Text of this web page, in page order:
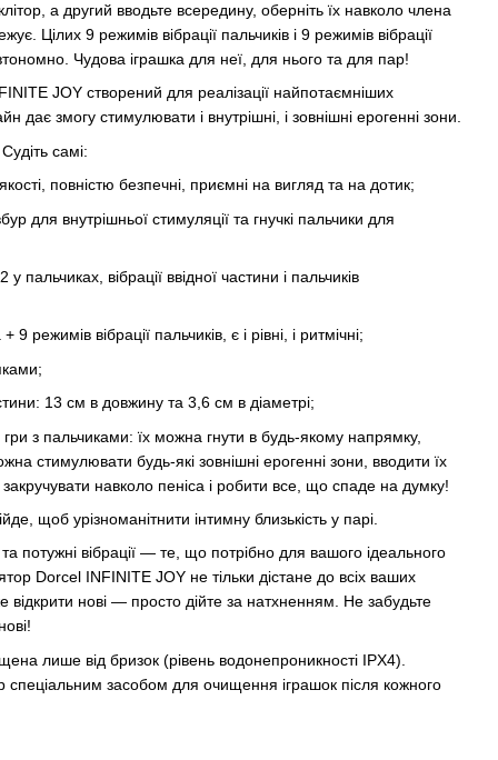
а другий вводьте всередину, оберніть їх навколо члена
Цілих 9 режимів вібрації пальчиків і 9 режимів вібрації
Чудова іграшка для неї, для нього та для пар!
JOY створений для реалізації найпотаємніших
дає змогу стимулювати і внутрішні, і зовнішні ерогенні зони.
самі:
повністю безпечні, приємні на вигляд та на дотик;
для внутрішньої стимуляції та гнучкі пальчики для
пальчиках, вібрації ввідної частини і пальчиків
9 режимів вібрації пальчиків, є і рівні, і ритмічні;
13 см в довжину та 3,6 см в діаметрі;
гри з пальчиками: їх можна гнути в будь-якому напрямку,
стимулювати будь-які зовнішні ерогенні зони, вводити їх
навколо пеніса і робити все, що спаде на думку!
щоб урізноманітнити інтимну близькість у парі.
та потужні вібрації — те, що потрібно для вашого ідеального
Dorcel INFINITE JOY не тільки дістане до всіх ваших
нові — просто дійте за натхненням. Не забудьте
лише від бризок (рівень водонепроникності IPX4).
засобом для очищення іграшок після кожного